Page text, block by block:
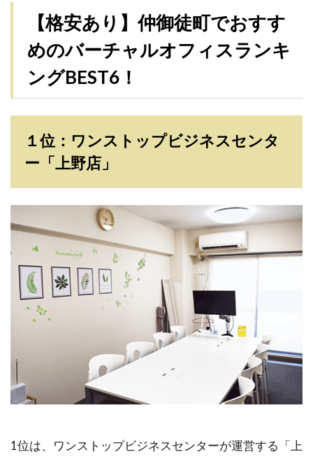
【格安あり】仲御徒町でおすす
めのバーチャルオフィスランキ
ングBEST6！
１位：ワンストップビジネスセンタ
ー「上野店」
1位は、ワンストップビジネスセンターが運営する「上